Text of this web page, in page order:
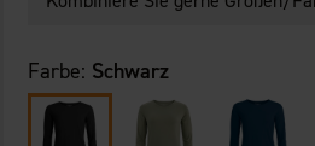
Farbe: Schwarz